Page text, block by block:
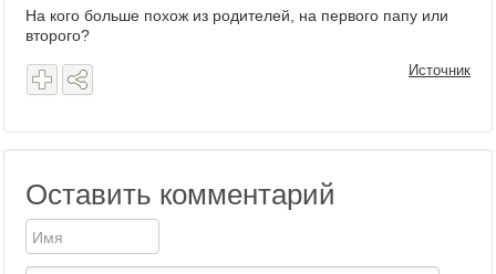
На кого больше похож из родителей, на первого папу или
второго?
Источник
Оставить комментарий